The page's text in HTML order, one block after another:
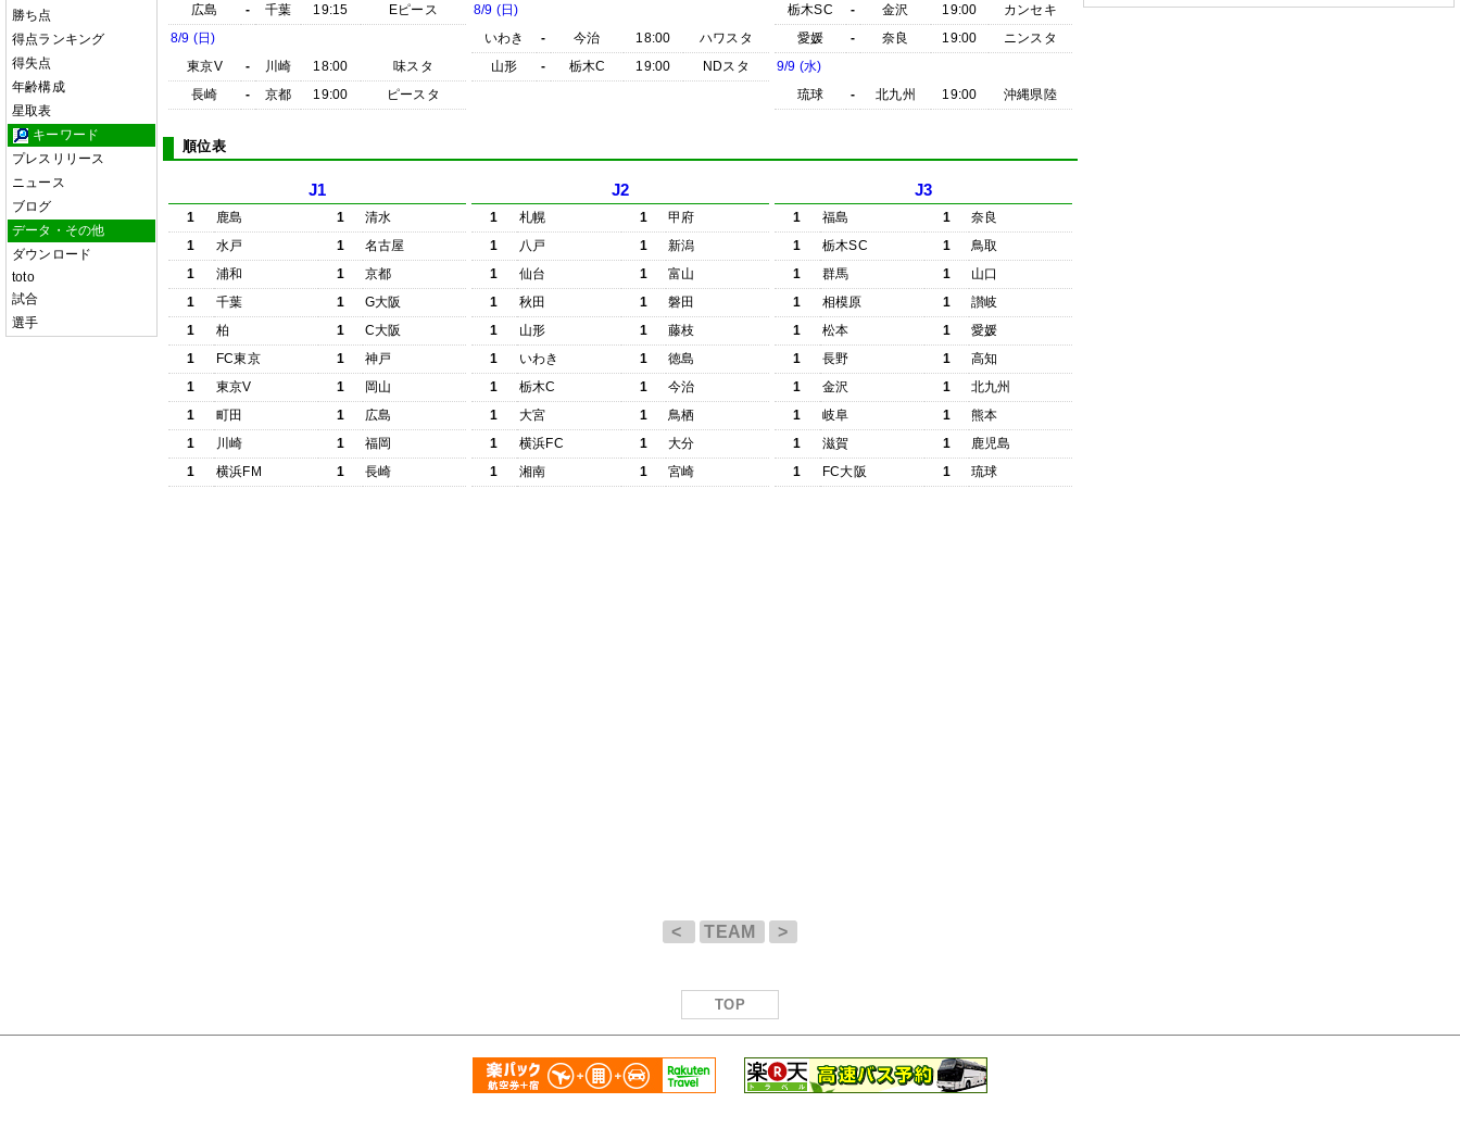
勝ち点
得点ランキング
得失点
年齢構成
星取表
キーワード
プレスリリース
ニュース
ブログ
データ・その他
ダウンロード
toto
試合
選手
広島
- 千葉 19:15
Eピース
8/9 (日)
東京V
- 川崎 18:00
味スタ
長崎
- 京都 19:00 ピースタ
8/9 (日)
いわき
- 今治 18:00
ハワスタ
山形
- 栃木C 19:00 NDスタ
栃木SC
- 金沢 19:00
カンセキ
愛媛
- 奈良 19:00
ニンスタ
9/9 (水)
琉球
- 北九州 19:00 沖縄県陸
順位表
J1
1 鹿島 1
清水
1
水戸 1
名古屋
1
浦和 1
京都
1
千葉 1
G大阪
1
柏 1
C大阪
1
FC東京 1
神戸
1
東京V 1
岡山
1
町田 1
広島
1
川崎 1
福岡
1
横浜FM 1 長崎
J2
1 札幌 1
甲府
1
八戸 1
新潟
1
仙台 1
富山
1
秋田 1
磐田
1
山形 1
藤枝
1
いわき 1
徳島
1
栃木C 1
今治
1
大宮 1
鳥栖
1
横浜FC 1
大分
1
湘南 1 宮崎
J3
1 福島 1
奈良
1
栃木SC 1
鳥取
1
群馬 1
山口
1
相模原 1
讃岐
1
松本 1
愛媛
1
長野 1
高知
1
金沢 1
北九州
1
岐阜 1
熊本
1
滋賀 1
鹿児島
1
FC大阪 1 琉球
< TEAM >
TOP